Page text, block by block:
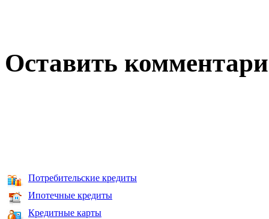
Оставить
Потребительские кредиты
Ипотечные кредиты
Кредитные карты